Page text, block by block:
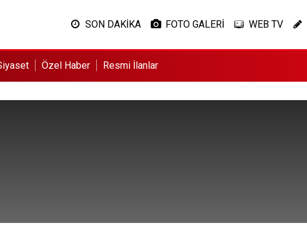
SON DAKİKA FOTO GALERİ WEB TV
Özel Haber Resmi İlanlar